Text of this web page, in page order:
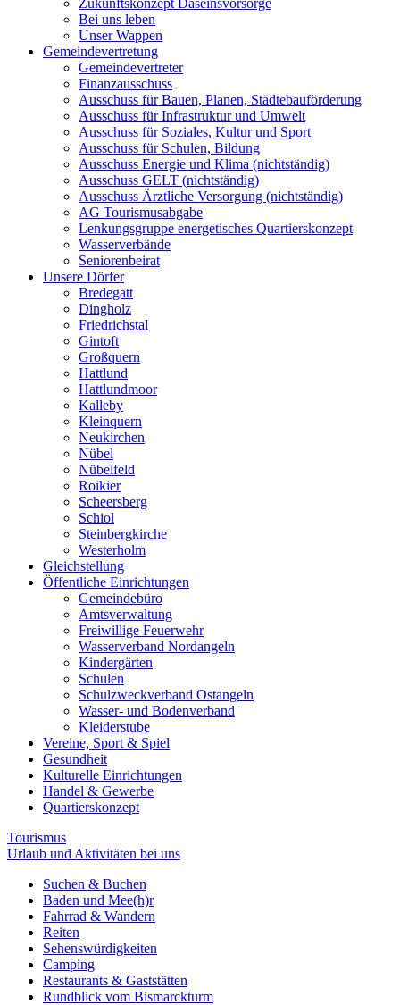
Zukunftskonzept Daseinsvorsorge
Bei uns leben
Unser Wappen
Gemeindevertretung
Gemeindevertreter
Finanzausschuss
Ausschuss für Bauen, Planen, Städtebauförderung
Ausschuss für Infrastruktur und Umwelt
Ausschuss für Soziales, Kultur und Sport
Ausschuss für Schulen, Bildung
Ausschuss Energie und Klima (nichtständig)
Ausschuss GELT (nichtständig)
Ausschuss Ärztliche Versorgung (nichtständig)
AG Tourismusabgabe
Lenkungsgruppe energetisches Quartierskonzept
Wasserverbände
Seniorenbeirat
Unsere Dörfer
Bredegatt
Dingholz
Friedrichstal
Gintoft
Großquern
Hattlund
Hattlundmoor
Kalleby
Kleinquern
Neukirchen
Nübel
Nübelfeld
Roikier
Scheersberg
Schiol
Steinbergkirche
Westerholm
Gleichstellung
Öffentliche Einrichtungen
Gemeindebüro
Amtsverwaltung
Freiwillige Feuerwehr
Wasserverband Nordangeln
Kindergärten
Schulen
Schulzweckverband Ostangeln
Wasser- und Bodenverband
Kleiderstube
Vereine, Sport & Spiel
Gesundheit
Kulturelle Einrichtungen
Handel & Gewerbe
Quartierskonzept
Tourismus
Urlaub und Aktivitäten bei uns
Suchen & Buchen
Baden und Mee(h)r
Fahrrad & Wandern
Reiten
Sehenswürdigkeiten
Camping
Restaurants & Gaststätten
Rundblick vom Bismarckturm